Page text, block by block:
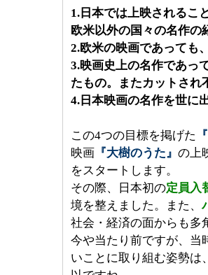
1.日本では上映されるこ
欧米以外の国々の名作の
2.欧米の映画であっても
3.映画史上の名作であっ
たもの。またカットされ
4.日本映画の名作を世に
この4つの目標を掲げた
映画 『大樹のうた』 の上
をスタートします。
その際、日本初の定員入
境を整えました。また、
社会・経済の面からも多
今や当たり前ですが、当
いことに取り組む姿勢は